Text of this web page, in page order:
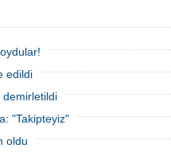
edildi
demirletildi
"Takipteyiz"
oldu